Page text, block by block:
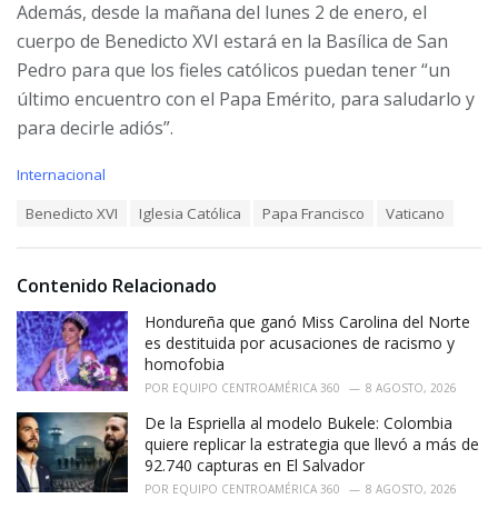
Además, desde la mañana del lunes 2 de enero, el
cuerpo de Benedicto XVI estará en la Basílica de San
Pedro para que los fieles católicos puedan tener “un
último encuentro con el Papa Emérito, para saludarlo y
para decirle adiós”.
C
r
i
e
s
:
Internacional
:
Benedicto XVI Iglesia Católica Papa Francisco Vaticano
Contenido Relacionado
Hondureña que ganó Miss Carolina del Norte
es destituida por acusaciones de racismo y
homofobia
POR EQUIPO CENTROAMÉRICA 360 8 AGOSTO, 2026
De la Espriella al modelo Bukele: Colombia
quiere replicar la estrategia que llevó a más de
92.740 capturas en El Salvador
POR EQUIPO CENTROAMÉRICA 360 8 AGOSTO, 2026